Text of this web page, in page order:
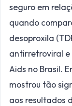
seguro em
quando
desoproxila
antirretroviral
Aids no Brasil.
mostrou tão
aos resultados